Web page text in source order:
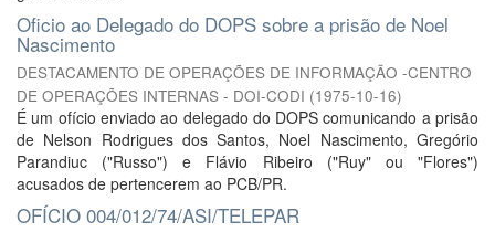
Oficio ao Delegado do DOPS sobre a prisão de Noel
Nascimento
DESTACAMENTO DE OPERAÇÕES DE INFORMAÇÃO -CENTRO
DE OPERAÇÕES INTERNAS - DOI-CODI (1975-10-16)
É um ofício enviado ao delegado do DOPS comunicando a prisão
de Nelson Rodrigues dos Santos, Noel Nascimento, Gregório
Parandiuc ("Russo") e Flávio Ribeiro ("Ruy" ou "Flores")
acusados de pertencerem ao PCB/PR.
OFÍCIO 004/012/74/ASI/TELEPAR